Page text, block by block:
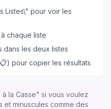
Listes\" pour voir les
chaque liste
dans les deux listes
pour copier les résultats
la Casse" si vous voulez
et minuscules comme des